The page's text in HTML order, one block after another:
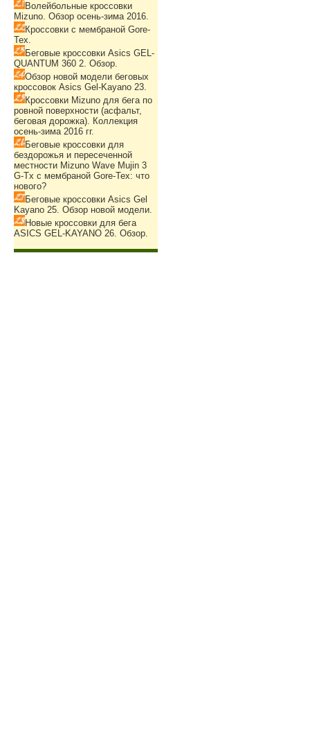
Волейбольные кроссовки
Mizuno. Обзор осень-зима 2016.
Кроссовки с мембраной Gore-
Tex.
Беговые кроссовки Asics GEL-
QUANTUM 360 2. Обзор.
Обзор новой модели беговых
кроссовок Asics Gel-Kayano 23.
Кроссовки Mizuno для бега по
ровной поверхности (асфальт,
беговая дорожка). Коллекция
осень-зима 2016 гг.
Беговые кроссовки для
бездорожья и пересеченной
местности Mizuno Wave Mujin 3
G-Tx с мембраной Gore-Tex: что
нового?
Беговые кроссовки Asics Gel
Kayano 25. Обзор новой модели.
Новые кроссовки для бега
ASICS GEL-KAYANO 26. Обзор.